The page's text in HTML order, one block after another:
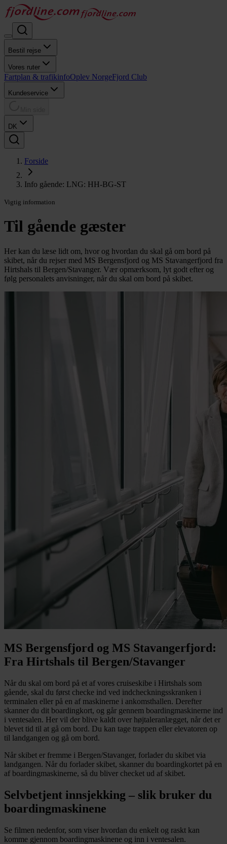
Bestil rejse
Vores ruter
Fartplan & trafikinfoOplev NorgeFjord Club
Kundeservice
DK
Forside
Info gående: LNG: HH-BG-ST
Vigtig information
Til gående gæster
Her kan du læse lidt om, hvor og hvordan du skal gå om bord på
skibet, når du rejser med MS Bergensfjord og MS Stavangerfjord fra
Hirtshals til Bergen/Stavanger. Vær opmærksom, lyt godt efter og
følg personalets anvisninger, når du skal om bord på skibet.
MS Bergensfjord og MS Stavangerfjord:
Fra Hirtshals til Bergen/Stavanger
Når du skal om bord på et af vores cruiseskibe i Hirtshals som
gående, skal du først checke ind ved indcheckningsskranken i
terminalen eller på en af maskinerne i ankomsthallen. Derefter
skanner du dit boardingkort, og går gennem boardingmaskinerne ind
i ventesalen. Her vil der blive kaldt over højtaleranlægget, når det er
blevet tid til at gå om bord. Du kan tage trappen eller elevatoren op
til landgangen og gå om bord.
Når skibet er fremme i Bergen/Stavanger, forlader du skibet via
landgangen. Når du forlader skibet, skanner du boardingkortet på en
af boardingmaskinerne, så du bliver checket ud af skibet.
Selvbetjent innsjekking – slik bruker du
boardingmaskinene
Se filmen nedenfor, som viser hvordan du enkelt og raskt kan
komme gjennom boardingmaskinene og inn i ventesalen.